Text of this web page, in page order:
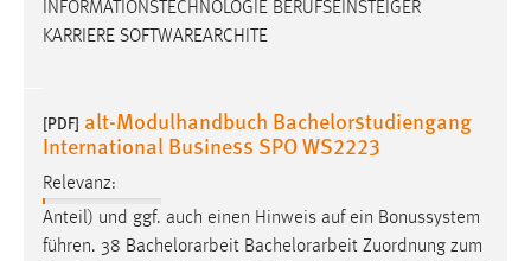
INFORMATIONSTECHNOLOGIE BERUFSEINSTEIGER
KARRIERE SOFTWAREARCHITE
[PDF] alt-Modulhandbuch Bachelorstudiengang
International Business SPO WS2223
Relevanz:
Anteil) und ggf. auch einen Hinweis auf ein Bonussystem
führen. 38 Bachelorarbeit Bachelorarbeit Zuordnung zum
Cookie Laufzeit:
30 Tage
Name:
MibewSessionID, MIBEW_UserID, mibew_locale, mibew-
chat-frame-style-5e9dbeb1811c0446
Zweck: